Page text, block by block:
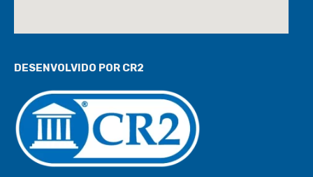
DESENVOLVIDO POR CR2